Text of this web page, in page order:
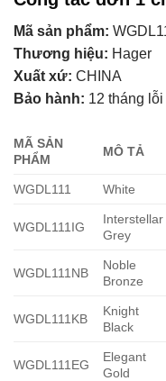
Mã sản phẩm:
Thương hiệu: Hager
Xuất xứ: CHINA
Bảo hành: 12 tháng
MÃ SẢN
PHẨM
MÔ TẢ
WGDL111 White
WGDL111IG
Interstellar
Grey
WGDL111NB
Noble
Bronze
WGDL111KB
Knight
Black
WGDL111EG
Elegant
Gold